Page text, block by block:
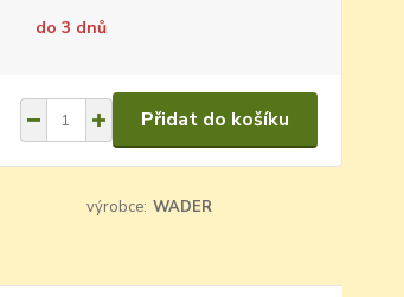
do 3 dnů
Přidat do košíku
výrobce: WADER